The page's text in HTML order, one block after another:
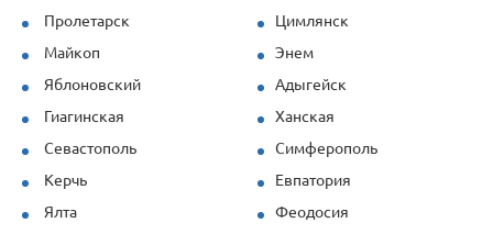
Пролетарск
Цимлянск
Майкоп
Энем
Яблоновский
Адыгейск
Гиагинская
Ханская
Севастополь
Симферополь
Керчь
Евпатория
Ялта
Феодосия